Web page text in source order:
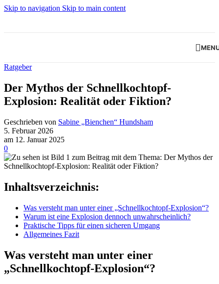
Skip to navigation Skip to main content
Ratgeber
Der Mythos der Schnellkochtopf-
Explosion: Realität oder Fiktion?
Geschrieben von Sabine „Bienchen“ Hundsham
5. Februar 2026
am 12. Januar 2025
0
Inhaltsverzeichnis:
Was versteht man unter einer „Schnellkochtopf-Explosion“?
Warum ist eine Explosion dennoch unwahrscheinlich?
Praktische Tipps für einen sicheren Umgang
Allgemeines Fazit
Was versteht man unter einer
„Schnellkochtopf-Explosion“?